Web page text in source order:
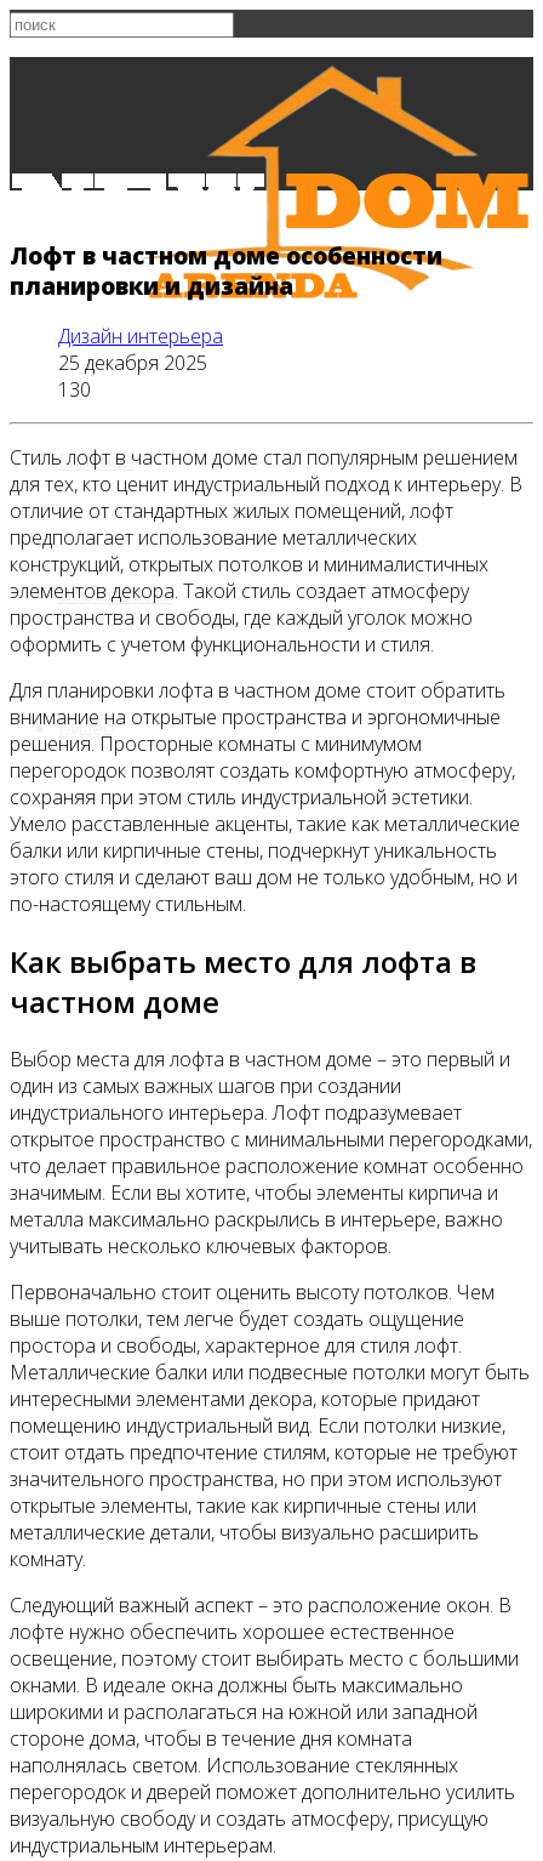
Главная
Все новости
Видео
Лофт в частном доме особенности
планировки и дизайна
Дизайн интерьера
25 декабря 2025
130
Стиль лофт в частном доме стал популярным решением
для тех, кто ценит индустриальный подход к интерьеру. В
отличие от стандартных жилых помещений, лофт
предполагает использование металлических
конструкций, открытых потолков и минималистичных
элементов декора. Такой стиль создает атмосферу
пространства и свободы, где каждый уголок можно
оформить с учетом функциональности и стиля.
Для планировки лофта в частном доме стоит обратить
внимание на открытые пространства и эргономичные
решения. Просторные комнаты с минимумом
перегородок позволят создать комфортную атмосферу,
сохраняя при этом стиль индустриальной эстетики.
Умело расставленные акценты, такие как металлические
балки или кирпичные стены, подчеркнут уникальность
этого стиля и сделают ваш дом не только удобным, но и
по-настоящему стильным.
Как выбрать место для лофта в
частном доме
Выбор места для лофта в частном доме – это первый и
один из самых важных шагов при создании
индустриального интерьера. Лофт подразумевает
открытое пространство с минимальными перегородками,
что делает правильное расположение комнат особенно
значимым. Если вы хотите, чтобы элементы кирпича и
металла максимально раскрылись в интерьере, важно
учитывать несколько ключевых факторов.
Первоначально стоит оценить высоту потолков. Чем
выше потолки, тем легче будет создать ощущение
простора и свободы, характерное для стиля лофт.
Металлические балки или подвесные потолки могут быть
интересными элементами декора, которые придают
помещению индустриальный вид. Если потолки низкие,
стоит отдать предпочтение стилям, которые не требуют
значительного пространства, но при этом используют
открытые элементы, такие как кирпичные стены или
металлические детали, чтобы визуально расширить
комнату.
Следующий важный аспект – это расположение окон. В
лофте нужно обеспечить хорошее естественное
освещение, поэтому стоит выбирать место с большими
окнами. В идеале окна должны быть максимально
широкими и располагаться на южной или западной
стороне дома, чтобы в течение дня комната
наполнялась светом. Использование стеклянных
перегородок и дверей поможет дополнительно усилить
визуальную свободу и создать атмосферу, присущую
индустриальным интерьерам.